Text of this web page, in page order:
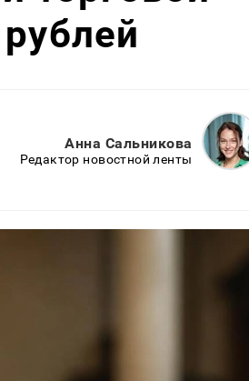
Анна Сальникова
Редактор новостной ленты